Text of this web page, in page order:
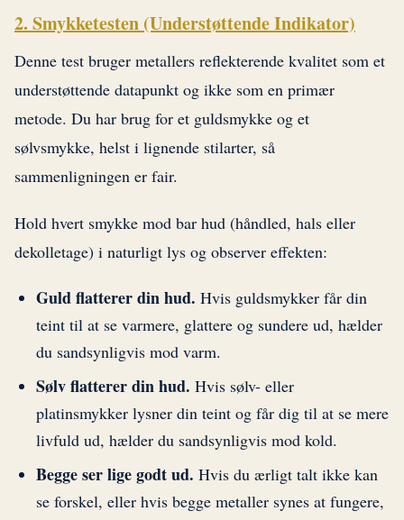
2. Smykketesten (Understøttende Indikator)
Denne test bruger metallers reflekterende kvalitet som et
understøttende datapunkt og ikke som en primær
metode. Du har brug for et guldsmykke og et
sølvsmykke, helst i lignende stilarter, så
sammenligningen er fair.
Hold hvert smykke mod bar hud (håndled, hals eller
dekolletage) i naturligt lys og observer effekten:
Guld flatterer din hud. Hvis guldsmykker får din
teint til at se varmere, glattere og sundere ud, hælder
du sandsynligvis mod varm.
Sølv flatterer din hud. Hvis sølv- eller
platinsmykker lysner din teint og får dig til at se mere
livfuld ud, hælder du sandsynligvis mod kold.
Begge ser lige godt ud. Hvis du ærligt talt ikke kan
se forskel, eller hvis begge metaller synes at fungere,